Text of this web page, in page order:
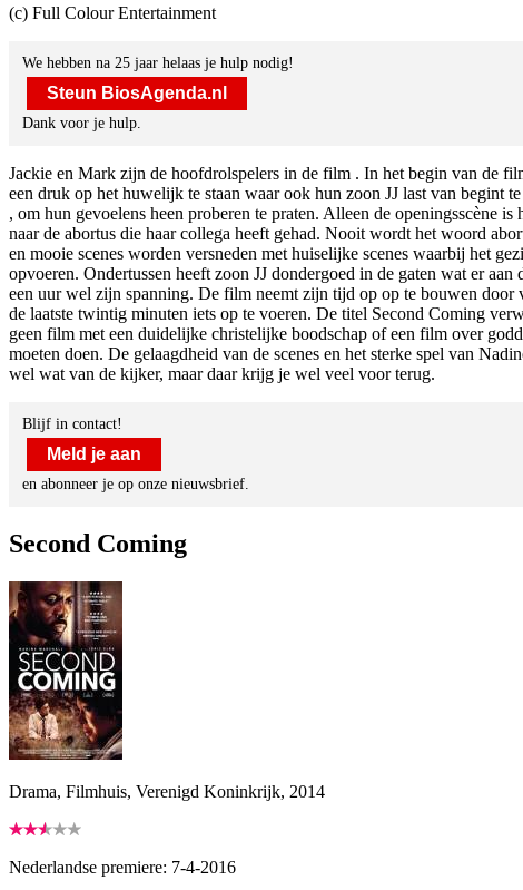
(c) Full Colour Entertainment
We hebben na 25 jaar helaas je hulp nodig!
Steun BiosAgenda.nl
Dank voor je hulp.
Jackie en Mark zijn de hoofdrolspelers in de film . In het begin van de
een druk op het huwelijk te staan waar ook hun zoon JJ last van begint
, om hun gevoelens heen proberen te praten. Alleen de openingsscène
naar de abortus die haar collega heeft gehad. Nooit wordt het woord
en mooie scenes worden versneden met huiselijke scenes waarbij het
opvoeren. Ondertussen heeft zoon JJ dondergoed in de gaten wat er
een uur wel zijn spanning. De film neemt zijn tijd op op te bouwen door
de laatste twintig minuten iets op te voeren. De titel Second Coming
geen film met een duidelijke christelijke boodschap of een film over
moeten doen. De gelaagdheid van de scenes en het sterke spel van
wel wat van de kijker, maar daar krijg je wel veel voor terug.
Blijf in contact!
Meld je aan
en abonneer je op onze nieuwsbrief.
Second Coming
Drama, Filmhuis, Verenigd Koninkrijk, 2014
Nederlandse premiere: 7-4-2016